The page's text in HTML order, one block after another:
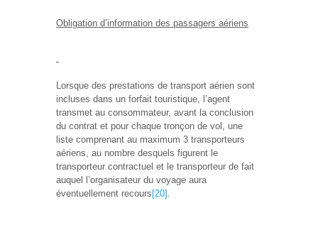
Obligation d’information des passagers aériens
Lorsque des prestations de transport aérien sont
incluses dans un forfait touristique, l’agent
transmet au consommateur, avant la conclusion
du contrat et pour chaque tronçon de vol, une
liste comprenant au maximum 3 transporteurs
aériens, au nombre desquels figurent le
transporteur contractuel et le transporteur de fait
auquel l’organisateur du voyage aura
éventuellement recours [20]